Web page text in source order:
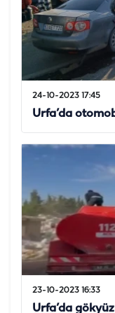
24-10-2023 17:45
Urfa’da
23-10-2023 16:33
Urfa’da